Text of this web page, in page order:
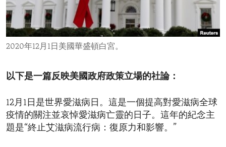
ENVIRONMENT AND HEALTH
IDEALS AND INSTITUTIONS
2020年12月1日美國華盛頓白宮。
以下是一篇反映美國政府政策立場的社論：
12月1日是世界愛滋病日。這是一個提高對愛滋病全球
疫情的關注並哀悼愛滋病亡靈的日子。這年的紀念主
題是“終止艾滋病流行病：復原力和影響。”